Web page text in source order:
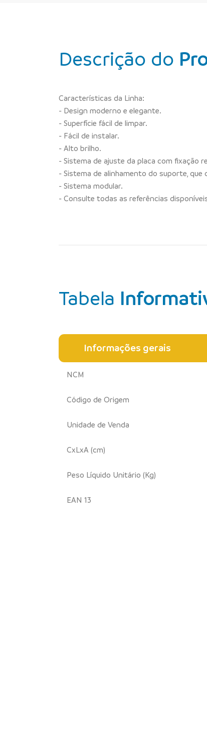
Descrição do
Características da Linha:
- Design moderno e elegante.
- Superfície fácil de limpar.
- Fácil de instalar.
- Alto brilho.
- Sistema de ajuste da placa com fixação
- Sistema de alinhamento do suporte, que
- Sistema modular.
- Consulte todas as referências
Tabela
Informações gerais
NCM
Código de Origem
Unidade de Venda
CxLxA (cm)
Peso Líquido Unitário (Kg)
EAN 13